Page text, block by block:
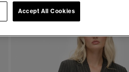
Accept All Cookies